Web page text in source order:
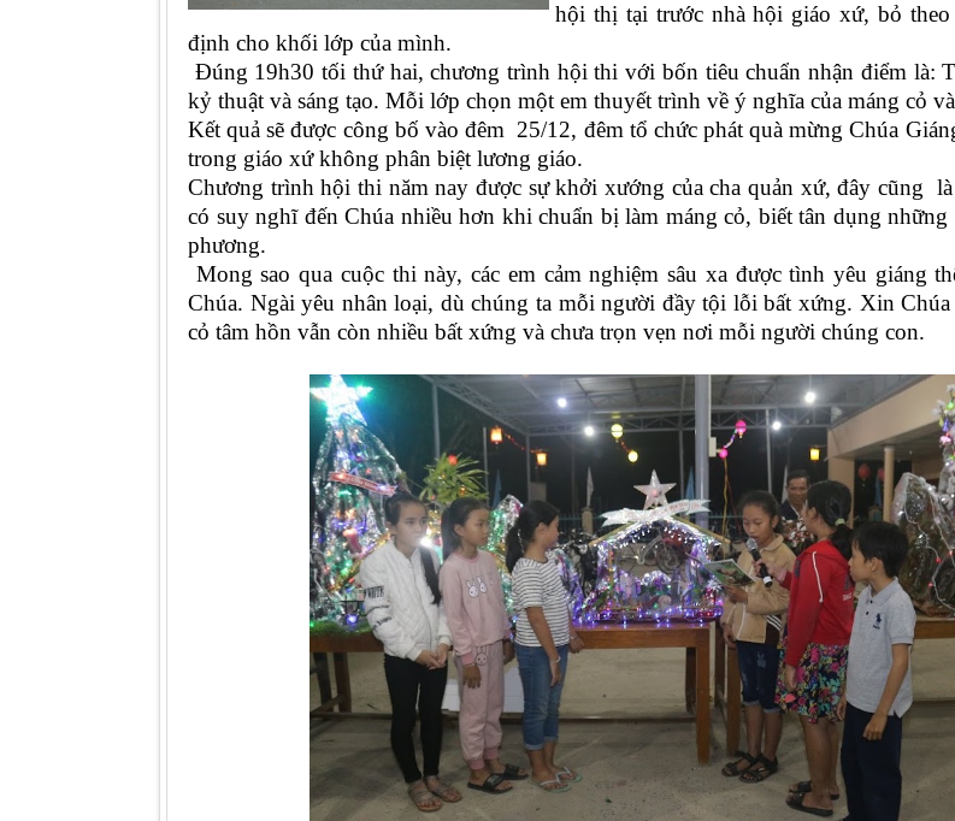
hội thị tại trước nhà hội giáo xứ, bỏ
định cho khối lớp của mình.
Đúng 19h30 tối thứ hai, chương trình hội thi với bốn tiêu chuẩn nhận điểm là:
kỷ thuật và sáng tạo. Mỗi lớp chọn một em thuyết trình về ý nghĩa của máng cỏ
Kết quả sẽ được công bố vào đêm 25/12, đêm tổ chức phát quà mừng Chúa
trong giáo xứ không phân biệt lương giáo.
Chương trình hội thi năm nay được sự khởi xướng của cha quản xứ, đây cũng
có suy nghĩ đến Chúa nhiều hơn khi chuẩn bị làm máng cỏ, biết tân dụng những
phương.
Mong sao qua cuộc thi này, các em cảm nghiệm sâu xa được tình yêu giáng
Chúa. Ngài yêu nhân loại, dù chúng ta mỗi người đầy tội lỗi bất xứng. Xin
cỏ tâm hồn vẫn còn nhiều bất xứng và chưa trọn vẹn nơi mỗi người chúng con.